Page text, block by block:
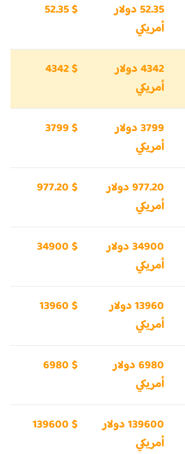
52.35 دولار
أمريكي
52.35 $
4342 دولار
أمريكي
4342 $
3799 دولار
أمريكي
3799 $
977.20 دولار
أمريكي
977.20 $
34900 دولار
أمريكي
34900 $
13960 دولار
أمريكي
13960 $
6980 دولار
أمريكي
6980 $
139600 دولار
أمريكي
139600 $